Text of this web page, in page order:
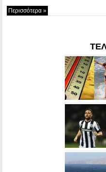
Περισσότερα »